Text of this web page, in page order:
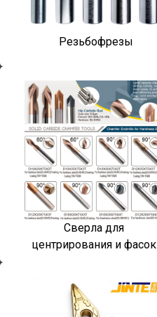
Резьбофрезы
Сверла для
центрирования и фасок